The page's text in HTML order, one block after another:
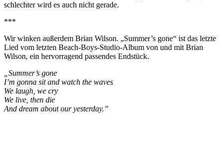
schlechter wird es auch nicht gerade.
***
Wir winken außerdem Brian Wilson. „Summer’s gone“ ist das letzte
Lied vom letzten Beach-Boys-Studio-Album von und mit Brian
Wilson, ein hervorragend passendes Endstück.
„Summer’s gone
I’m gonna sit and watch the waves
We laugh, we cry
We live, then die
And dream about our yesterday.”